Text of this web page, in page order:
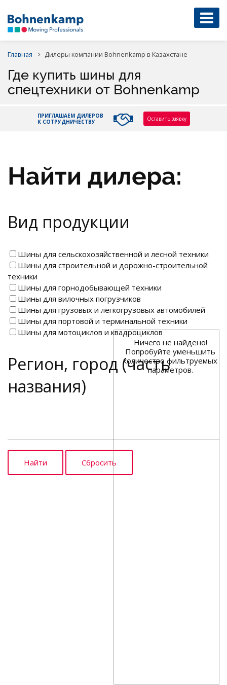
Главная Дилеры компании Bohnenkamp в Казахстане
Где купить шины для
спецтехники от Bohnenkamp
ПРИГЛАШАЕМ ДИЛЕРОВ
К СОТРУДНИЧЕСТВУ
Оставить заявку
Найти дилера:
Вид продукции
Шины для сельскохозяйственной и лесной техники
Шины для строительной и дорожно-строительной
техники
Шины для горнодобывающей техники
Шины для вилочных погрузчиков
Шины для грузовых и легкогрузовых автомобилей
Шины для портовой и терминальной техники
Шины для мотоциклов и квадроциклов
Регион, город (часть
названия)
Ничего не найдено!
Попробуйте уменьшить
количество фильтруемых
параметров.